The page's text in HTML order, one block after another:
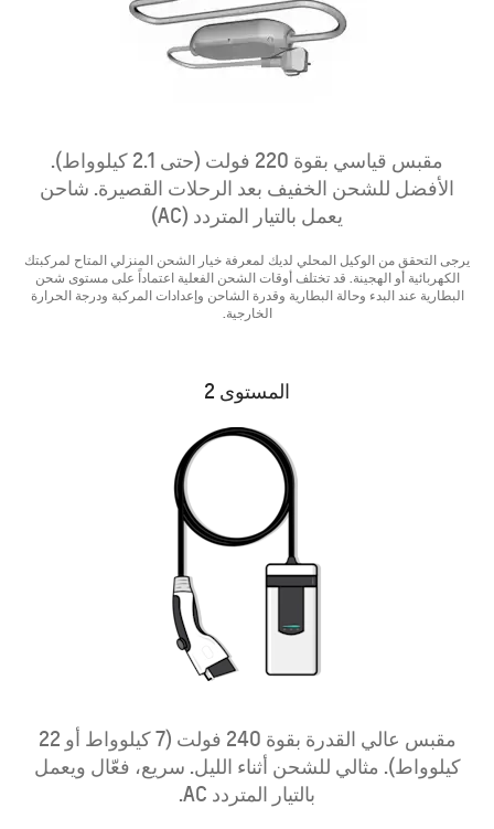
مقبس قياسي بقوة 220 فولت (حتى 2.1 كيلوواط).
الأفضل للشحن الخفيف بعد الرحلات القصيرة. شاحن
يعمل بالتيار المتردد (AC)
يرجى التحقق من الوكيل المحلي لديك لمعرفة خيار الشحن المنزلي المتاح لمركبتك
الكهربائية أو الهجينة. قد تختلف أوقات الشحن الفعلية اعتماداً على مستوى شحن
البطارية عند البدء وحالة البطارية وقدرة الشاحن وإعدادات المركبة ودرجة الحرارة
الخارجية.
المستوى 2
مقبس عالي القدرة بقوة 240 فولت (7 كيلوواط أو 22
كيلوواط). مثالي للشحن أثناء الليل. سريع، فعّال ويعمل
بالتيار المتردد AC.